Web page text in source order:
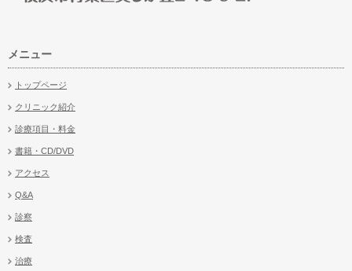
メニュー
トップページ
クリニック紹介
診療項目・料金
書籍・CD/DVD
アクセス
Q&A
診察
検査
治療